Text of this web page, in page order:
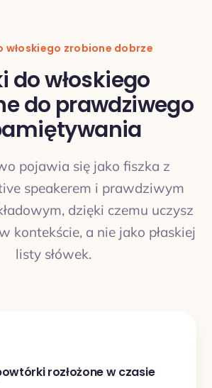
włoskiego zrobione dobrze
do włoskiego
do prawdziwego
pojawia się jako fiszka z
speakerem i prawdziwym
dzięki czemu uczysz
kontekście, a nie jako płaskiej
listy słówek.
rozłożone w czasie